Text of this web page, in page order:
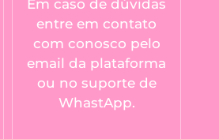
Em caso de dúvidas
entre em contato
com conosco pelo
email da plataforma
ou no suporte de
WhastApp.